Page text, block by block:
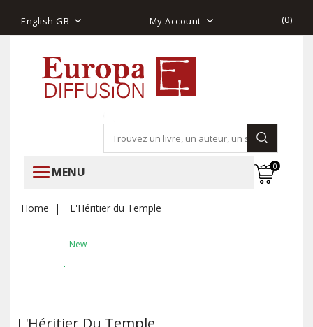
English GB My Account (0)
MENU 0
Home L'Héritier du Temple
New
L'Héritier Du Temple